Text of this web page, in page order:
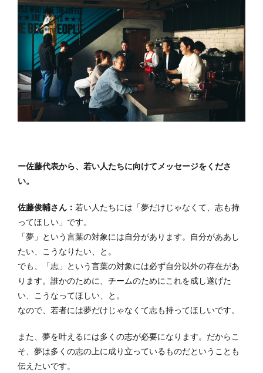
ー佐藤代表から、若い人たちに向けてメッセージをくださ
い。
佐藤俊輔さん： 若い人たちには「夢だけじゃなくて、志も持
ってほしい」です。
「夢」という言葉の対象には自分があります。自分がああし
たい、こうなりたい、と。
でも、「志」という言葉の対象には必ず自分以外の存在があ
ります。誰かのために、チームのためにこれを成し遂げた
い、こうなってほしい、と。
なので、若者には夢だけじゃなくて志も持ってほしいです。
また、夢を叶えるには多くの志が必要になります。だからこ
そ、夢は多くの志の上に成り立っているものだということも
伝えたいです。